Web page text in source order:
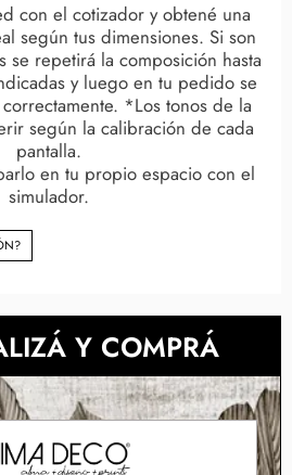
con el cotizador y obtené una
según tus dimensiones. Si son
se repetirá la composición hasta
y luego en tu pedido se
*Los tonos de la
según la calibración de cada
pantalla.
en tu propio espacio con el
simulador.
Y COMPRÁ